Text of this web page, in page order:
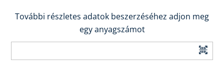
További részletes adatok beszerzéséhez adjon meg
egy anyagszámot